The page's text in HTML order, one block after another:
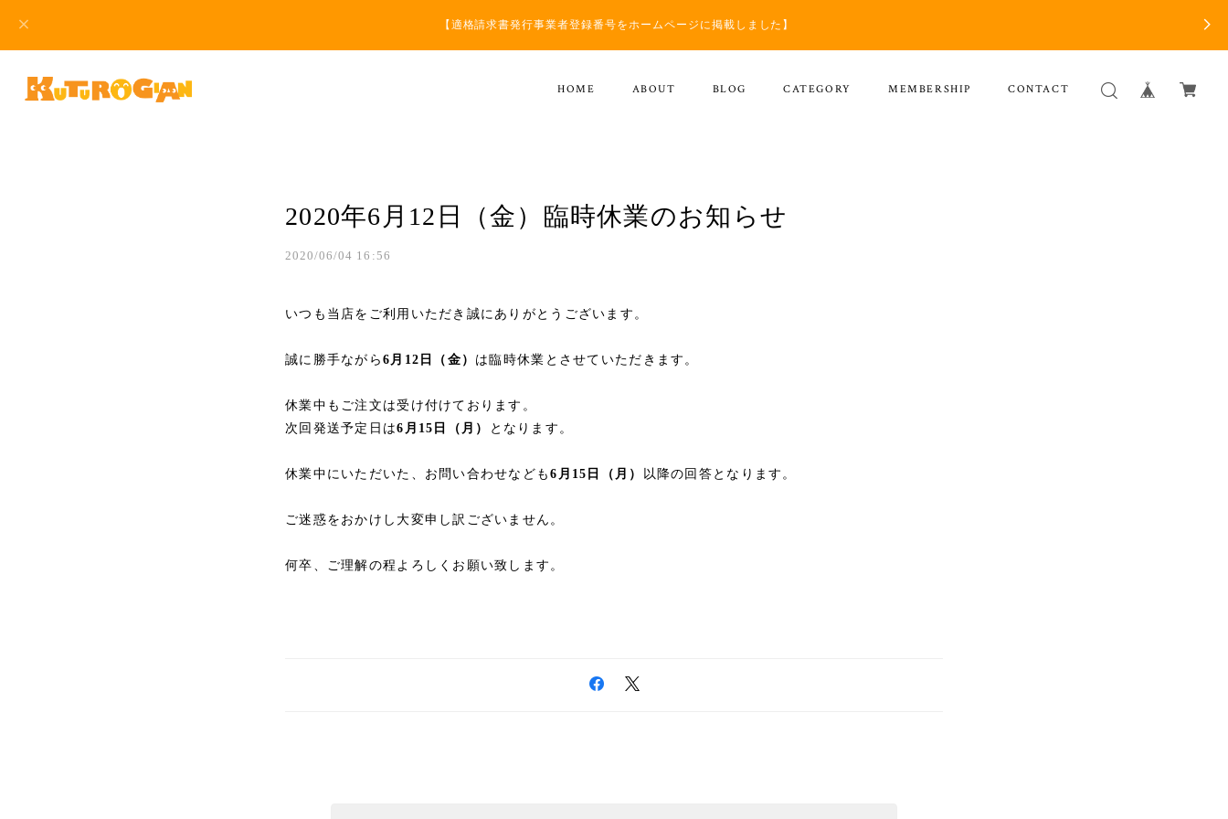
【適格請求書発行事業者登録番号をホームページに掲載しました】
HOME ABOUT BLOG CATEGORY MEMBERSHIP CONTACT
2020年6月12日（金）臨時休業のお知らせ
2020/06/04 16:56
いつも当店をご利用いただき誠にありがとうございます。
誠に勝手ながら 6月12日（金） は臨時休業とさせていただきます。
休業中もご注文は受け付けております。
次回発送予定日は6月15日（月） となります。
休業中にいただいた、お問い合わせなども6月15日（月） 以降の回答となります。
ご迷惑をおかけし大変申し訳ございません。
何卒、ご理解の程よろしくお願い致します。